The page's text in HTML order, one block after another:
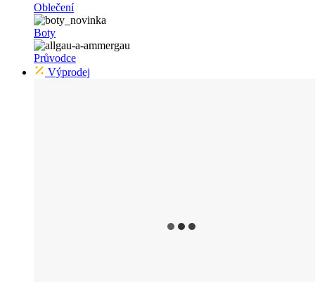
Oblečení
Boty
Průvodce
Výprodej